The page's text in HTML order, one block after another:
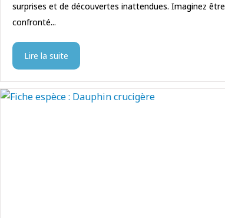
surprises et de découvertes inattendues. Imaginez être
confronté...
Lire la suite